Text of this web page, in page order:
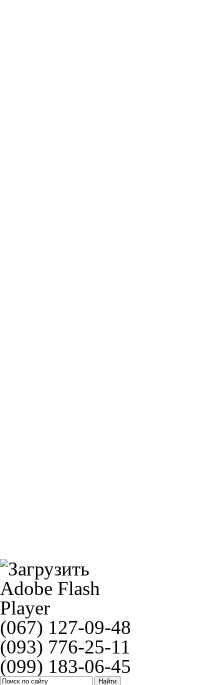
(067) 127-09-48
(093) 776-25-11
(099) 183-06-45